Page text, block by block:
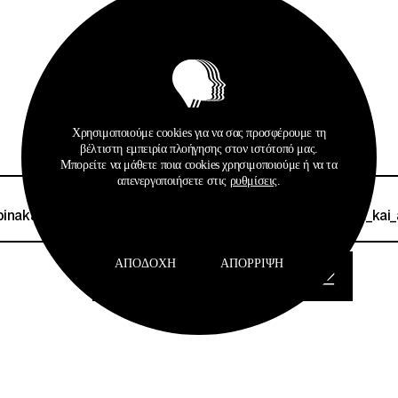
Σχετικά Αρχεία
Χρησιμοποιούμε cookies για να σας προσφέρουμε τη
βέλτιστη εμπειρία πλοήγησης στον ιστότοπό μας.
Μπορείτε να μάθετε ποια cookies χρησιμοποιούμε ή να τα
απενεργοποιήσετε στις ρυθμίσεις.
ΑΠΟΔΟΧΉ ΑΠΌΡΡΙΨΗ